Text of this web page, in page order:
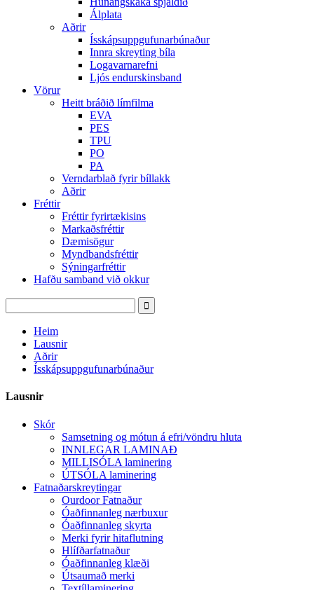
Álplata
Aðrir
Ísskápsuppgufunarbúnaður
Innra skreyting bíla
Logavarnarefni
Ljós endurskinsband
Vörur
Heitt bráðið límfilma
EVA
PES
TPU
PO
PA
Verndarblað fyrir bíllakk
Aðrir
Fréttir
Fréttir fyrirtækisins
Markaðsfréttir
Dæmisögur
Myndbandsfréttir
Sýningarfréttir
Hafðu samband við okkur
Heim
Lausnir
Aðrir
Ísskápsuppgufunarbúnaður
Lausnir
Skór
Samsetning og mótun á efri/vöndru hluta
INNLEGAR LAMINAÐ
MILLISÓLA laminering
ÚTSÓLA laminering
Fatnaðarskreytingar
Ourdoor Fatnaður
Óaðfinnanleg nærbuxur
Óaðfinnanleg skyrta
Merki fyrir hitaflutning
Hlífðarfatnaður
Óaðfinnanleg klæði
Útsaumað merki